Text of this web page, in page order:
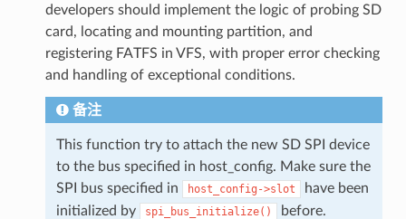
developers should implement the logic of probing SD
card, locating and mounting partition, and
registering FATFS in VFS, with proper error checking
and handling of exceptional conditions.
备注
This function try to attach the new SD SPI device
to the bus specified in host_config. Make sure the
SPI bus specified in
host_config->slot
have been
initialized by
spi_bus_initialize() before.